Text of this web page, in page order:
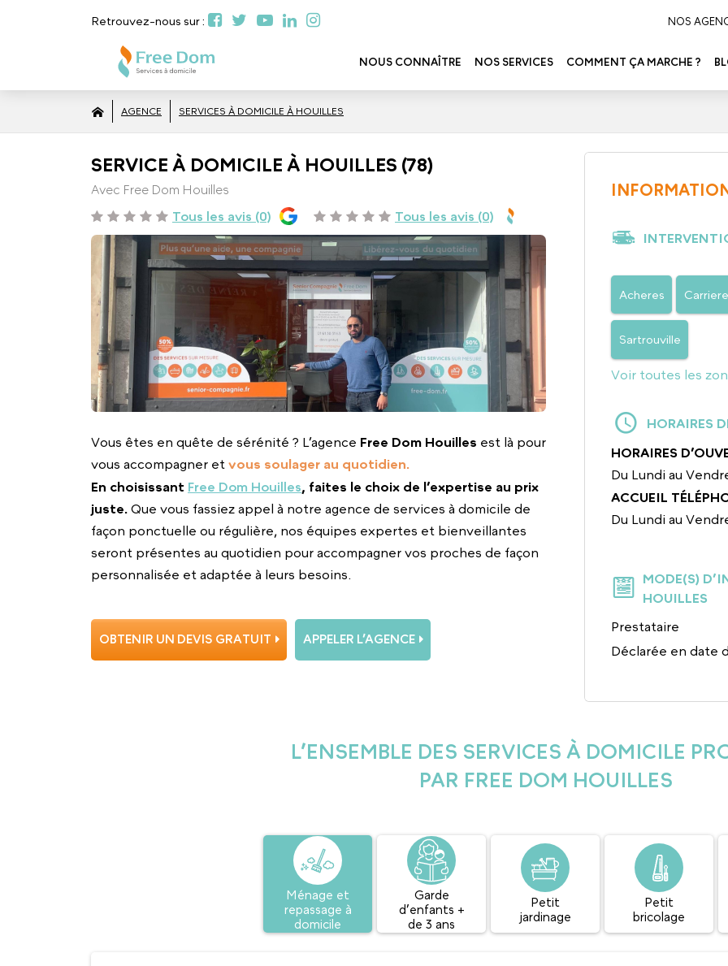
Retrouvez-nous sur : NOS
NOUS CONNAÎTRE NOS SERVICES COMMENT ÇA MARCHE ?
AGENCE SERVICES À DOMICILE À HOUILLES
SERVICE À DOMICILE À HOUILLES (78)
Avec Free Dom Houilles
Tous les avis (0) Tous les avis (0)
Vous êtes en quête de sérénité ? L’agence Free Dom Houilles est là pour
vous accompagner et vous soulager au quotidien.
En choisissant Free Dom Houilles, faites le choix de l’expertise au prix
juste. Que vous fassiez appel à notre agence de services à domicile de
façon ponctuelle ou régulière, nos équipes expertes et bienveillantes
seront présentes au quotidien pour accompagner vos proches de façon
personnalisée et adaptée à leurs besoins.
OBTENIR UN DEVIS GRATUIT APPELER L’AGENCE
Acheres
Sartrouville
Voir toutes les
HORAIRES
HORAIRES
Du Lundi au
ACCUEIL
Du Lundi au
MODE(S)
HOUILLES
Prestataire
Déclarée en date
L’ENSEMBLE DES SERVICES À DOMICILE
PAR FREE DOM HOUILLES
Ménage et
repassage à
domicile
Garde
d’enfants +
de 3 ans
Petit
jardinage
Petit
bricolage